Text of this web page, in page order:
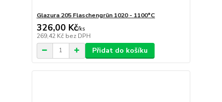
Glazura 205 Flaschengrün 1020 - 1100°C
326,00 Kč/ks
269,42 Kč bez DPH
Přidat do košíku